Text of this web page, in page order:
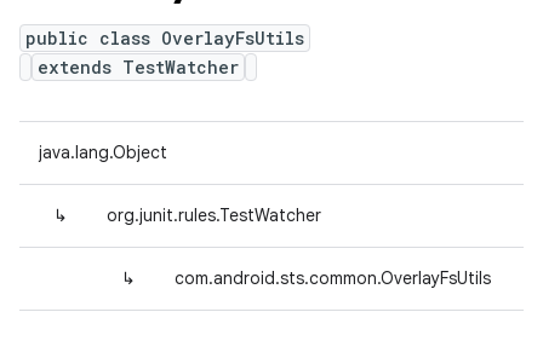
public class OverlayFsUtils
extends TestWatcher
java.lang.Object
↳ org.junit.rules.TestWatcher
↳ com.android.sts.common.OverlayFsUtils